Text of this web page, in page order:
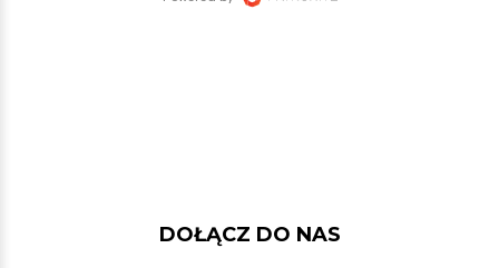
DOŁĄCZ DO NAS